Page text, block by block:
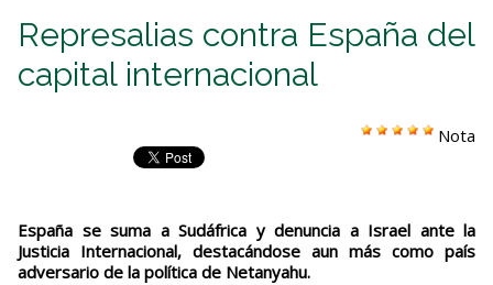
Represalias contra España del
capital internacional
Nota
España se suma a Sudáfrica y denuncia a Israel ante la
Justicia Internacional, destacándose aun más como país
adversario de la política de Netanyahu.